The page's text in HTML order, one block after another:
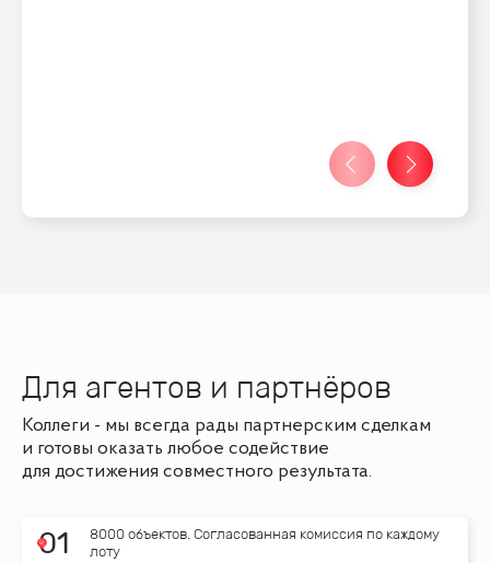
Для агентов и партнёров
Коллеги - мы всегда рады партнерским сделкам
и готовы оказать любое содействие
для достижения совместного результата.
01
8000 объектов. Согласованная комиссия по каждому
лоту